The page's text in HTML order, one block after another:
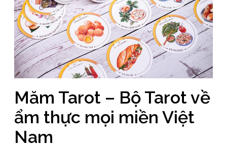
Măm Tarot – Bộ Tarot về
ẩm thực mọi miền Việt
Nam